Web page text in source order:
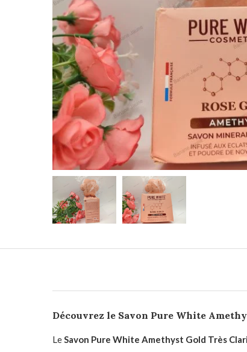
Découvrez le Savon Pure White
LeSavon Pure White Amethyst Gold Très